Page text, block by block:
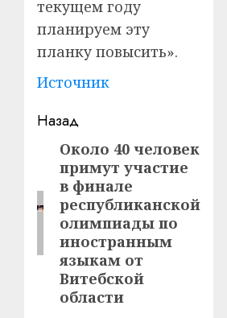
текущем году
планируем эту
планку повысить».
Источник
Навигация
записи
Назад
Предыдущая
запись:
Около 40 человек
примут участие
в финале
республиканской
олимпиады по
иностранным
языкам от
Витебской
области